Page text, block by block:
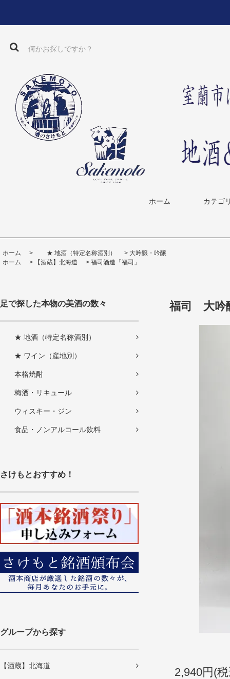
ホーム カテゴ
ホーム > ★ 地酒（特定名称酒別） > 大吟醸・吟醸
ホーム
> 【酒蔵】北海道 > 福司酒造「福司」
足で探した本物の美酒の数々
★ 地酒（特定名称酒別）
★ ワイン（産地別）
本格焼酎
梅酒・リキュール
ウィスキー・ジン
食品・ノンアルコール飲料
さけもとおすすめ！
グループから探す
【酒蔵】北海道
福司 大吟
2,940円(